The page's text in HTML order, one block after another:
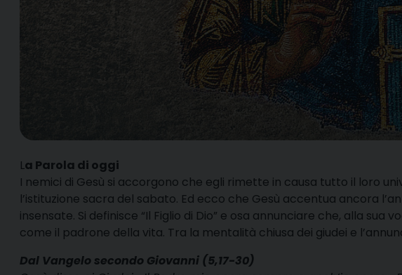
La Parola di oggi
I nemici di Gesù si accorgono che egli rimette in causa tutto il loro
l’istituzione sacra del sabato. Ed ecco che Gesù accentua ancora
insensate. Si definisce “Il Figlio di Dio” e osa annunciare che, alla
come il padrone della vita. Tra la mentalità chiusa dei giudei e
Dal Vangelo secondo Giovanni (5,17-30)